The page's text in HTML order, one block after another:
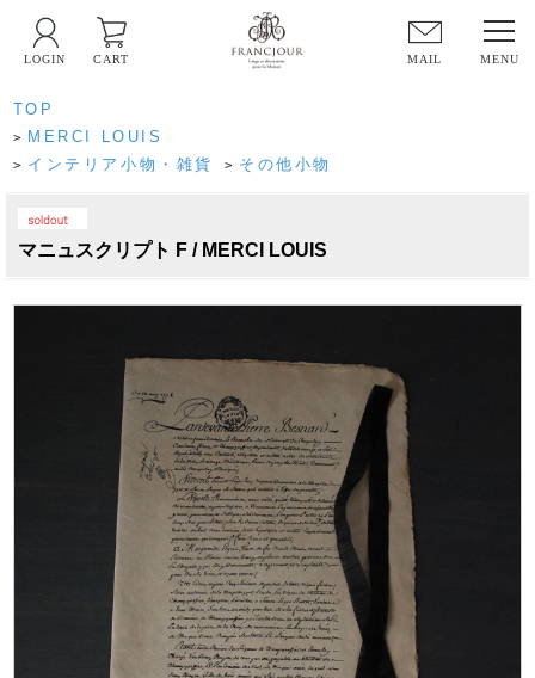
MAIL
LOGIN CART
TOP
> MERCI LOUIS
> インテリア小物・雑貨 > その他小物
PICK UP
マニュスクリプト F / MERCI LOUIS